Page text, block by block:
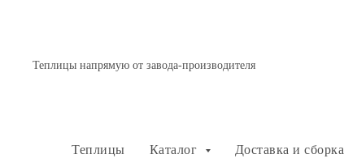
Теплицы напрямую от завода-производителя
Теплицы Каталог Доставка и сборка